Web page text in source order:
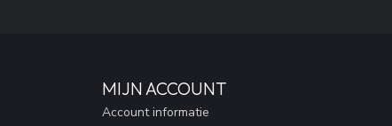
MIJN ACCOUNT
Account informatie